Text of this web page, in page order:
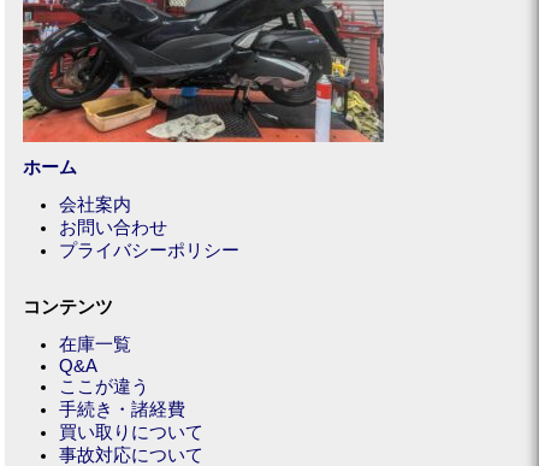
ホーム
会社案内
お問い合わせ
プライバシーポリシー
コンテンツ
在庫一覧
Q&A
ここが違う
手続き・諸経費
買い取りについて
事故対応について